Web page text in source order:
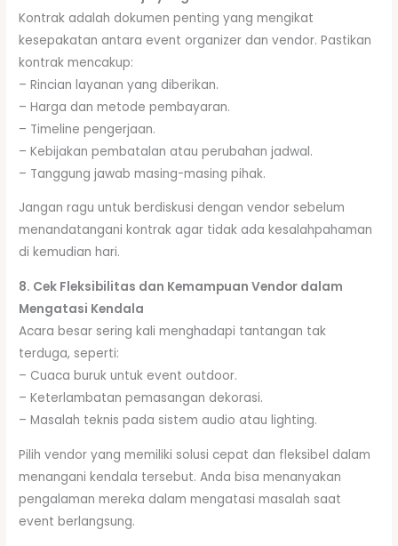
Kontrak adalah dokumen penting yang mengikat
kesepakatan antara event organizer dan vendor. Pastikan
kontrak mencakup:
– Rincian layanan yang diberikan.
– Harga dan metode pembayaran.
– Timeline pengerjaan.
– Kebijakan pembatalan atau perubahan jadwal.
– Tanggung jawab masing-masing pihak.
Jangan ragu untuk berdiskusi dengan vendor sebelum
menandatangani kontrak agar tidak ada kesalahpahaman
di kemudian hari.
8. Cek Fleksibilitas dan Kemampuan Vendor dalam
Mengatasi Kendala
Acara besar sering kali menghadapi tantangan tak
terduga, seperti:
– Cuaca buruk untuk event outdoor.
– Keterlambatan pemasangan dekorasi.
– Masalah teknis pada sistem audio atau lighting.
Pilih vendor yang memiliki solusi cepat dan fleksibel dalam
menangani kendala tersebut. Anda bisa menanyakan
pengalaman mereka dalam mengatasi masalah saat
event berlangsung.